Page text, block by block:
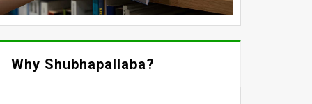
Why Shubhapallaba?